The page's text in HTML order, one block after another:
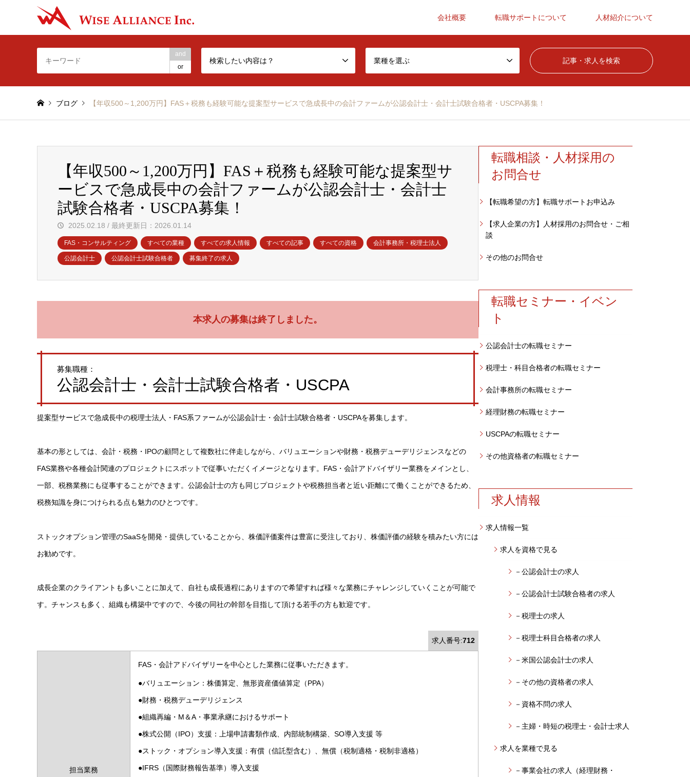
会社概要 転職サポートについて 人材紹介について
and
or
検索したい内容は？ 業種を選ぶ
ブログ 【年収500～1,200万円】FAS＋税務も経験可能な提案型サービスで急成長中の会計ファームが公認会計士・会計士試験合格者・USCPA募集！
【年収500～1,200万円】FAS＋税務も経験可能な提案型サ
ービスで急成長中の会計ファームが公認会計士・会計士
試験合格者・USCPA募集！
2025.02.18 / 最終更新日：2026.01.14
FAS・コンサルティング すべての業種 すべての求人情報 すべての記事 すべての資格 会計事務所・税理士法人
公認会計士 公認会計士試験合格者 募集終了の求人
本求人の募集は終了しました。
募集職種：
公認会計士・会計士試験合格者・USCPA
提案型サービスで急成長中の税理士法人・FAS系ファームが公認会計士・会計士試験合格者・USCPAを募集します。
基本の形としては、会計・税務・IPOの顧問として複数社に伴走しながら、バリュエーションや財務・税務デューデリジェンスなどの
FAS業務や各種会計関連のプロジェクトにスポットで従事いただくイメージとなります。FAS・会計アドバイザリー業務をメインとし、
一部、税務業務にも従事することができます。公認会計士の方も同じプロジェクトや税務担当者と近い距離にて働くことができるため、
税務知識を身につけられる点も魅力のひとつです。
ストックオプション管理のSaaSを開発・提供していることから、株価評価案件は豊富に受注しており、株価評価の経験を積みたい方には
お勧めです。
成長企業のクライアントも多いことに加えて、自社も成長過程にありますので希望すれば様々な業務にチャレンジしていくことが可能で
す。チャンスも多く、組織も構築中ですので、今後の同社の幹部を目指して頂ける若手の方も歓迎です。
求人番号:712
担当業務
FAS・会計アドバイザリーを中心とした業務に従事いただきます。
●バリュエーション：株価算定、無形資産価値算定（PPA）
●財務・税務デューデリジェンス
●組織再編・M＆A・事業承継におけるサポート
●株式公開（IPO）支援：上場申請書類作成、内部統制構築、SO導入支援 等
●ストック・オプション導入支援：有償（信託型含む）、無償（税制適格・税制非適格）
●IFRS（国際財務報告基準）導入支援
転職相談・人材採用の
お問合せ
【転職希望の方】転職サポートお申込み
【求人企業の方】人材採用のお問合せ・ご相
談
その他のお問合せ
転職セミナー・イベン
ト
公認会計士の転職セミナー
税理士・科目合格者の転職セミナー
会計事務所の転職セミナー
経理財務の転職セミナー
USCPAの転職セミナー
その他資格者の転職セミナー
求人情報
求人情報一覧
求人を資格で見る
－公認会計士の求人
－公認会計士試験合格者の求人
－税理士の求人
－税理士科目合格者の求人
－米国公認会計士の求人
－その他の資格者の求人
－資格不問の求人
－主婦・時短の税理士・会計士求人
求人を業種で見る
－事業会社の求人（経理財務・